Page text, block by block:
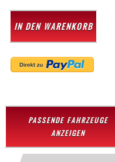
IN DEN WARENKORB
PASSENDE FAHRZEUGE
ANZEIGEN